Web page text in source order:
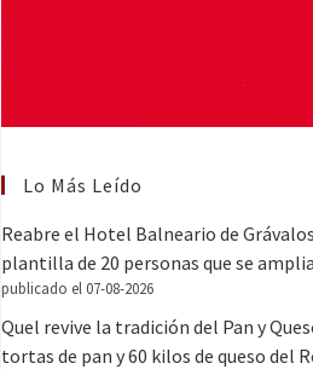
Lo Más Leído
Reabre el Hotel Balneario de
plantilla de 20 personas que se
publicado el 07-08-2026
Quel revive la tradición del Pan y
tortas de pan y 60 kilos de queso del